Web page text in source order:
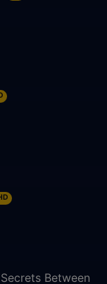
Between